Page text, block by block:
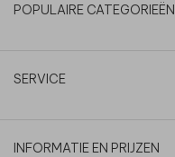
POPULAIRE CATEGORIEËN
SERVICE
INFORMATIE EN PRIJZEN